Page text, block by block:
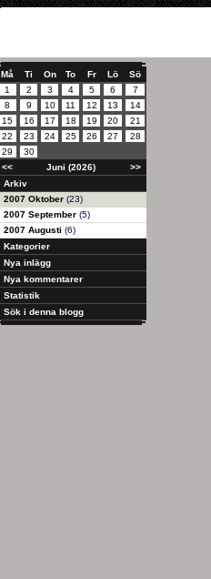
Må Ti On To Fr Lö
Sö
1
2 3 4 5 6
7
8
9 10 11 12 13
14
15
16 17 18 19 20
21
22
23 24 25 26 27
28
29
30
<<
Juni (2026)
>>
Arkiv
2007 Oktober (23)
2007 September (5)
2007 Augusti (6)
Kategorier
Nya inlägg
Nya kommentarer
Statistik
Sök i denna blogg